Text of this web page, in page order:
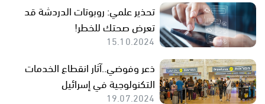
تحذير علمي: روبوتات الدردشة قد
تعرض صحتك للخطر!
15.10.2024
ذعر وفوضي..آثار انقطاع الخدمات
التكنولوجية في إسرائيل
19.07.2024